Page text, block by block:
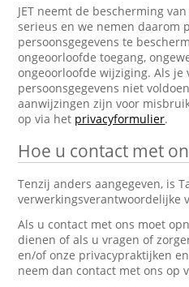
JET neemt de bescherming
serieus en we nemen daarom
persoonsgegevens te
ongeoorloofde toegang,
ongeoorloofde wijziging. Als je
persoonsgegevens niet
aanwijzingen zijn voor
op via het privacyformulier.
Hoe u contact met
Tenzij anders aangegeven, is
verwerkingsverantwoordelijke
Als u contact met ons moet
dienen of als u vragen of
en/of onze privacypraktijken
neem dan contact met ons op